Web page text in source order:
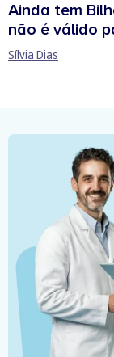
Ainda tem
não é válido
Sílvia Dias